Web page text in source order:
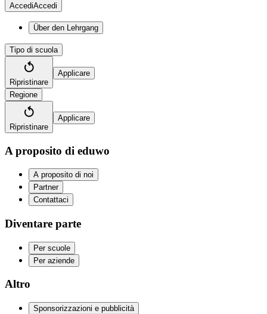
AccediAccedi
Über den Lehrgang
Tipo di scuola
Ripristinare
Applicare
Regione
Ripristinare
Applicare
A proposito di eduwo
A proposito di noi
Partner
Contattaci
Diventare parte
Per scuole
Per aziende
Altro
Sponsorizzazioni e pubblicità